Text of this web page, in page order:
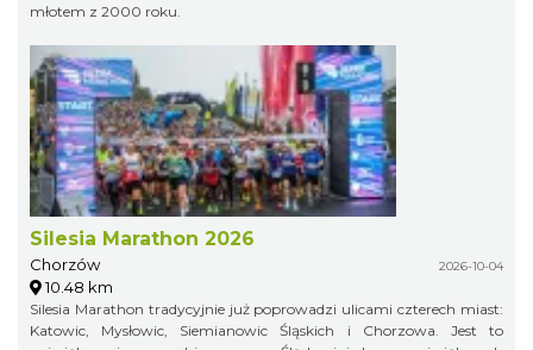
młotem z 2000 roku.
Silesia Marathon 2026
Chorzów 2026-10-04
10.48 km
Silesia Marathon tradycyjnie już poprowadzi ulicami czterech miast:
Katowic, Mysłowic, Siemianowic Śląskich i Chorzowa. Jest to